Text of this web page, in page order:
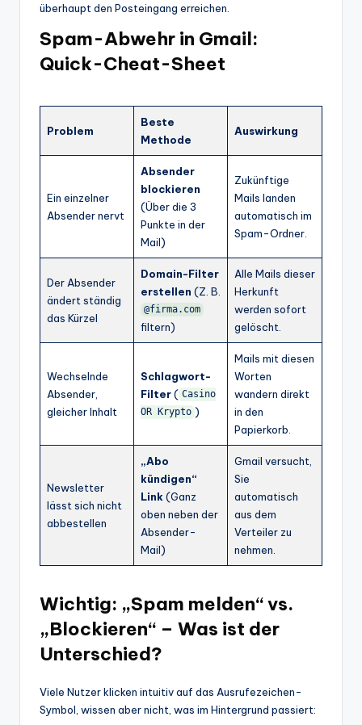
überhaupt den Posteingang erreichen.
Spam-Abwehr in Gmail:
Quick-Cheat-Sheet
Problem
Beste
Methode
Auswirkung
Ein einzelner
Absender nervt
Absender
blockieren
(Über die 3
Punkte in der
Mail)
Zukünftige
Mails landen
automatisch im
Spam-Ordner.
Der Absender
ändert ständig
das Kürzel
Domain-Filter
erstellen (Z. B.
@firma.com
filtern)
Alle Mails dieser
Herkunft
werden sofort
gelöscht.
Wechselnde
Absender,
gleicher Inhalt
Schlagwort-
Filter( Casino
OR Krypto )
Mails mit diesen
Worten
wandern direkt
in den
Papierkorb.
Newsletter
lässt sich nicht
abbestellen
„Abo
kündigen“
Link(Ganz
oben neben der
Absender-
Mail)
Gmail versucht,
Sie
automatisch
aus dem
Verteiler zu
nehmen.
Wichtig: „Spam melden“ vs.
„Blockieren“ – Was ist der
Unterschied?
Viele Nutzer klicken intuitiv auf das Ausrufezeichen-
Symbol, wissen aber nicht, was im Hintergrund passiert: